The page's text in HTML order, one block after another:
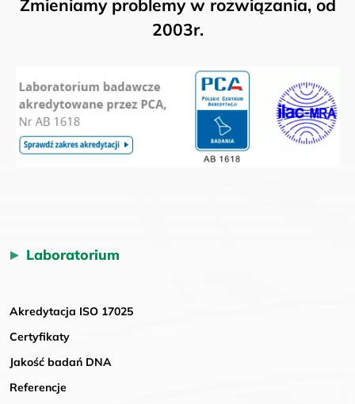
Zmieniamy problemy w rozwiązania, od
2003r.
Laboratorium
Akredytacja ISO 17025
Certyfikaty
Jakość badań DNA
Referencje